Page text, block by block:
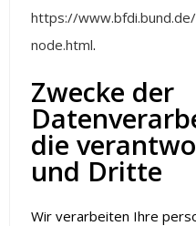
https://
node.html.
Zwecke der
die
und Dritte
Wir verarbeiten Ihre